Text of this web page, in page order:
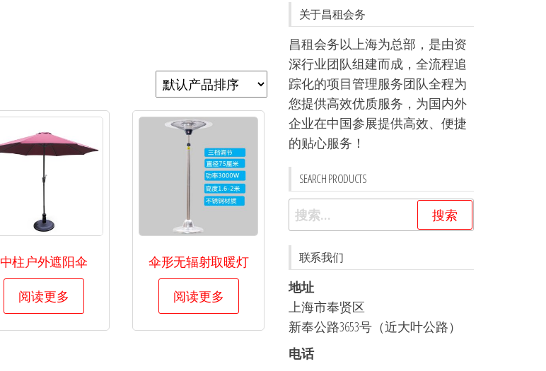
中柱户外遮阳伞
阅读更多
伞形无辐射取暖灯
阅读更多
关于昌租会务
昌租会务以上海为总部，是由资
深行业团队组建而成，全流程追
踪化的项目管理服务团队全程为
您提供高效优质服务，为国内外
企业在中国参展提供高效、便捷
的贴心服务！
SEARCH PRODUCTS
搜
索：
联系我们
地址
上海市奉贤区
新奉公路3653号（近大叶公路）
电话